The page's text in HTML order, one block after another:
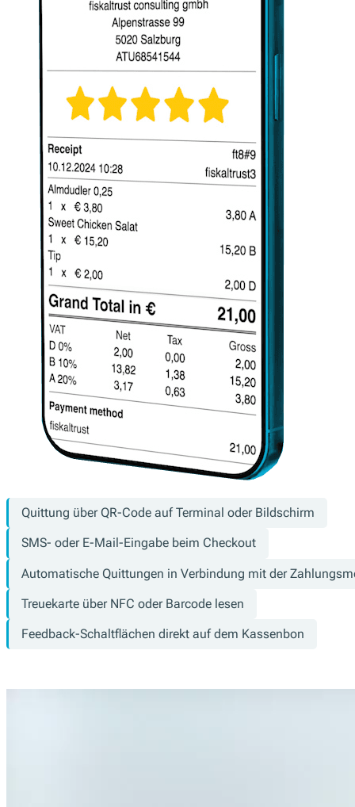
Quittung über QR-Code auf Terminal oder Bildschirm
SMS- oder E-Mail-Eingabe beim Checkout
Automatische Quittungen in Verbindung mit der
Treuekarte über NFC oder Barcode lesen
Feedback-Schaltflächen direkt auf dem Kassenbon